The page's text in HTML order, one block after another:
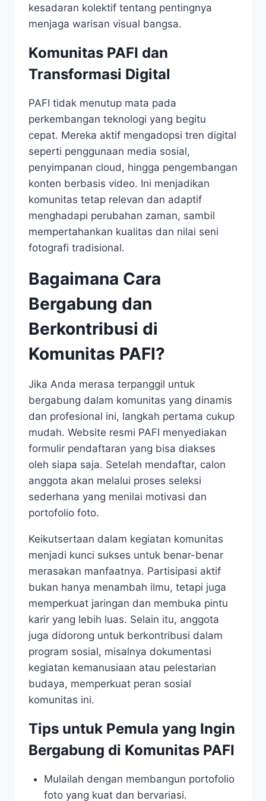
kesadaran kolektif tentang pentingnya
menjaga warisan visual bangsa.
Komunitas PAFI dan
Transformasi Digital
PAFI tidak menutup mata pada
perkembangan teknologi yang begitu
cepat. Mereka aktif mengadopsi tren digital
seperti penggunaan media sosial,
penyimpanan cloud, hingga pengembangan
konten berbasis video. Ini menjadikan
komunitas tetap relevan dan adaptif
menghadapi perubahan zaman, sambil
mempertahankan kualitas dan nilai seni
fotografi tradisional.
Bagaimana Cara
Bergabung dan
Berkontribusi di
Komunitas PAFI?
Jika Anda merasa terpanggil untuk
bergabung dalam komunitas yang dinamis
dan profesional ini, langkah pertama cukup
mudah. Website resmi PAFI menyediakan
formulir pendaftaran yang bisa diakses
oleh siapa saja. Setelah mendaftar, calon
anggota akan melalui proses seleksi
sederhana yang menilai motivasi dan
portofolio foto.
Keikutsertaan dalam kegiatan komunitas
menjadi kunci sukses untuk benar-benar
merasakan manfaatnya. Partisipasi aktif
bukan hanya menambah ilmu, tetapi juga
memperkuat jaringan dan membuka pintu
karir yang lebih luas. Selain itu, anggota
juga didorong untuk berkontribusi dalam
program sosial, misalnya dokumentasi
kegiatan kemanusiaan atau pelestarian
budaya, memperkuat peran sosial
komunitas ini.
Tips untuk Pemula yang Ingin
Bergabung di Komunitas PAFI
Mulailah dengan membangun portofolio
foto yang kuat dan bervariasi.